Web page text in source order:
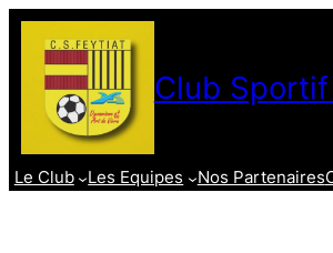
Club
Le Club Les Equipes Nos Partenaires